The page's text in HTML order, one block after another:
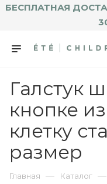
БЕСПЛАТНАЯ
Галстук
кнопке
клетку
размер
Главная — Каталог —